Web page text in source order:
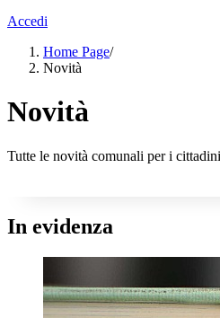
Accedi
Home Page/
Novità
Novità
Tutte le novità comunali per i
In evidenza